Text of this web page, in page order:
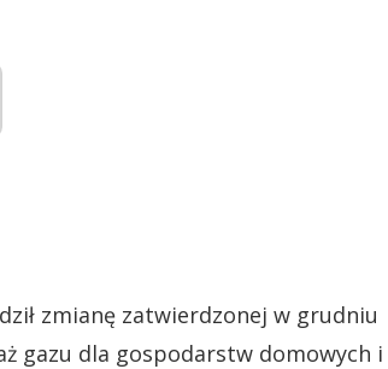
zmianę zatwierdzonej w grudniu
gazu dla gospodarstw domowych i